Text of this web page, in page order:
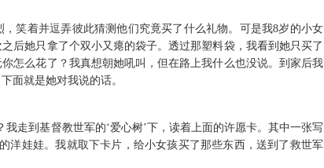
笑着并逗弄彼此猜测他们究竟买了什么礼物。可是我8岁的小女
后她只拿了个双小又瘪的袋子。透过那塑料袋，我看到她只买了
怎么花了？我真想朝她吼叫，但在路上我什么也没说。到家后我
面就是她对我说的话。
走到基督教世军的‘爱心树’下，读着上面的许愿卡。其中一张写
洋娃娃。我就取下卡片，给小女孩买了那些东西，送到了救世军